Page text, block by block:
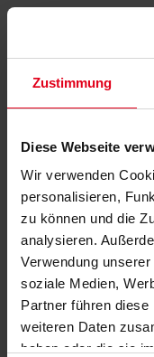
Zustimmung
Diese Webseite
Wir verwenden
personalisieren,
zu können und die
analysieren.
Verwendung
soziale Medien,
Partner führen
weiteren Daten
haben oder die sie